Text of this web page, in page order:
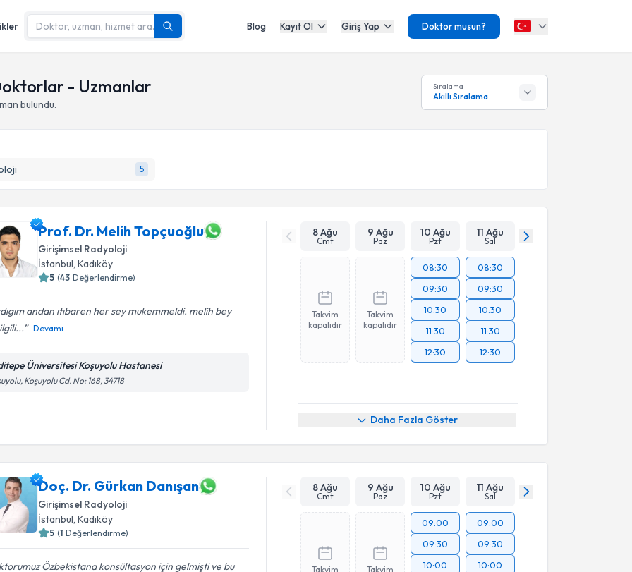
Blog Kayıt Ol Giriş Yap Doktor musun?
- Uzmanlar
bulundu.
Sıralama
Akıllı Sıralama
5
Prof. Dr. Melih Topçuoğlu
Girişimsel Radyoloji
İstanbul,Kadıköy
5 (43 Değerlendirme)
andan ıtıbaren her sey mukemmeldi. melih bey
Devamı
Üniversitesi Koşuyolu Hastanesi
Koşuyolu Cd. No: 168, 34718
8 Ağu
Cmt
9 Ağu
Paz
10 Ağu
Pzt
11 Ağu
Sal
Takvim
kapalıdır
Takvim
kapalıdır
08:30
09:30
10:30
11:30
12:30
08:30
09:30
10:30
11:30
12:30
Daha Fazla Göster
Doç. Dr. Gürkan Danışan
Girişimsel Radyoloji
İstanbul ,Kadıköy
5 (1 Değerlendirme)
Özbekistana konsültasyon için gelmişti ve bu
8 Ağu
Cmt
9 Ağu
Paz
10 Ağu
Pzt
11 Ağu
Sal
Takvim
Takvim
09:00
09:30
10:00
09:00
09:30
10:00